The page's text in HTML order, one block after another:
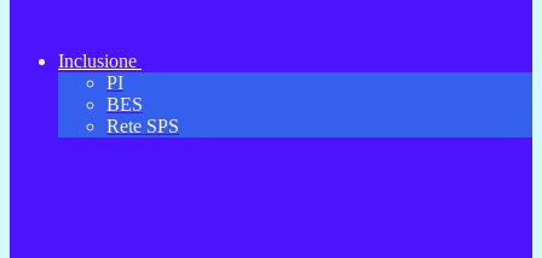
Inclusione
PI
BES
Rete SPS